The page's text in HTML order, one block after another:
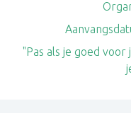
"Pas als je goed